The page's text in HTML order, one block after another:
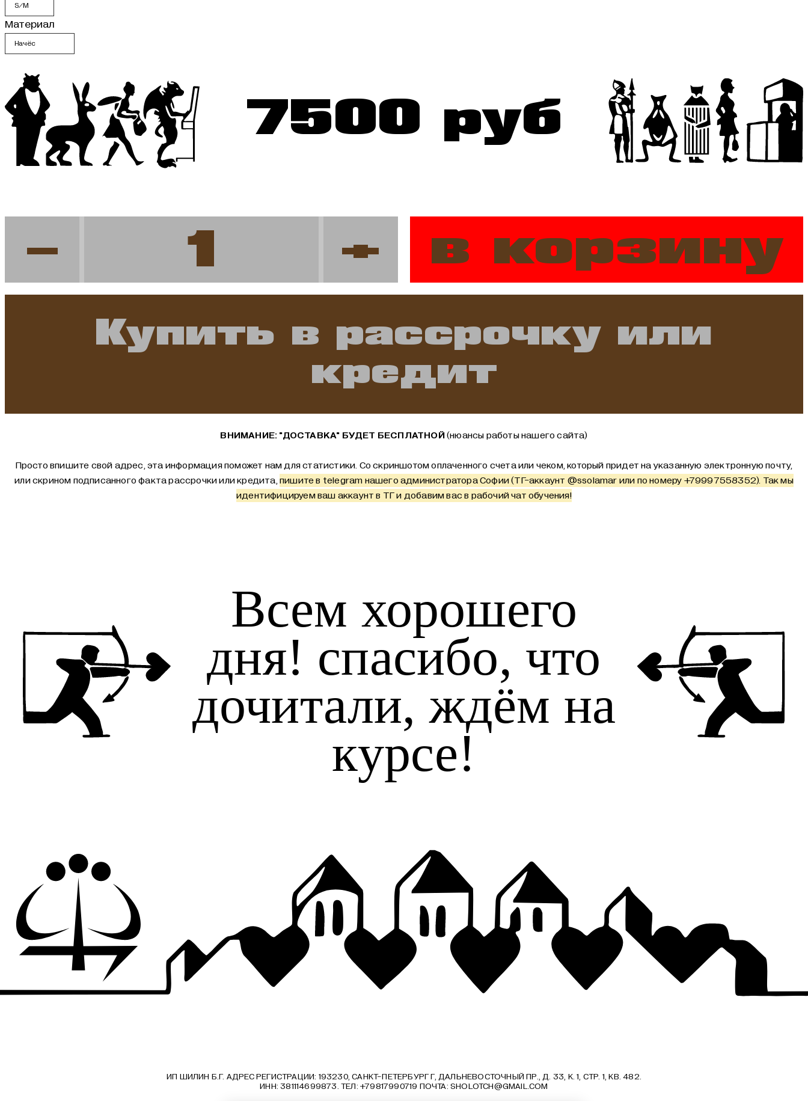
Материал
7500 руб
- + в корзину
Купить в рассрочку или
кредит
ВНИМАНИЕ: "ДОСТАВКА" БУДЕТ БЕСПЛАТНОЙ(нюансы работы нашего сайта)
Просто впишите свой адрес, эта информация поможет нам для статистики. Со скриншотом оплаченного счета или чеком, который придет на указанную электронную почту,
или скрином подписанного факта рассрочки или кредита,пишите в telegram нашего администратора Софии (ТГ-аккаунт @ssolamarили по номеру +79997558352). Так мы
идентифицируем ваш аккаунт в ТГ и добавим вас в рабочий чат обучения!
Всем хорошего
дня! спасибо, что
дочитали, ждём на
курсе!
ИП ШИЛИН Б.Г. АДРЕС РЕГИСТРАЦИИ: 193230, САНКТ-ПЕТЕРБУРГ Г, ДАЛЬНЕВОСТОЧНЫЙ ПР., Д. 33, К. 1, СТР. 1, КВ. 482.
ИНН: 381114699873. ТЕЛ: +79817990719 ПОЧТА:SHOLOTCH@GMAIL.COM